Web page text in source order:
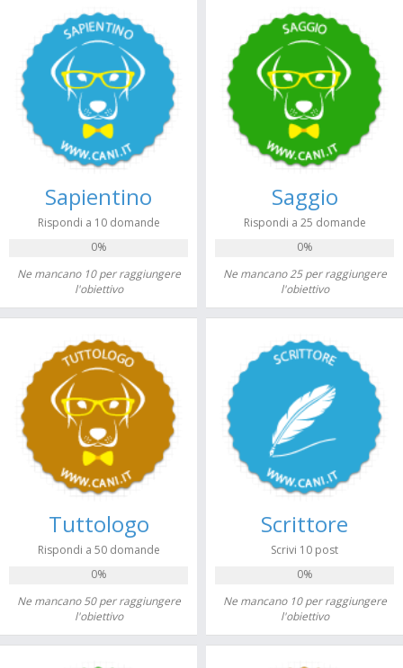
Sapientino
Rispondi a 10 domande
0%
Ne mancano 10 per raggiungere
l'obiettivo
Saggio
Rispondi a 25 domande
0%
Ne mancano 25 per raggiungere
l'obiettivo
Tuttologo
Rispondi a 50 domande
0%
Ne mancano 50 per raggiungere
l'obiettivo
Scrittore
Scrivi 10 post
0%
Ne mancano 10 per raggiungere
l'obiettivo